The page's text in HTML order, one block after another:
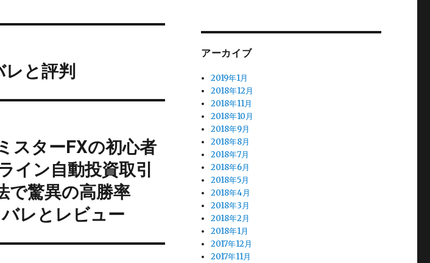
と評判
スターFXの初心者
イン自動投資取引
で驚異の高勝率
レとレビュー
アーカイブ
2019年1月
2018年12月
2018年11月
2018年10月
2018年9月
2018年8月
2018年7月
2018年6月
2018年5月
2018年4月
2018年3月
2018年2月
2018年1月
2017年12月
2017年11月